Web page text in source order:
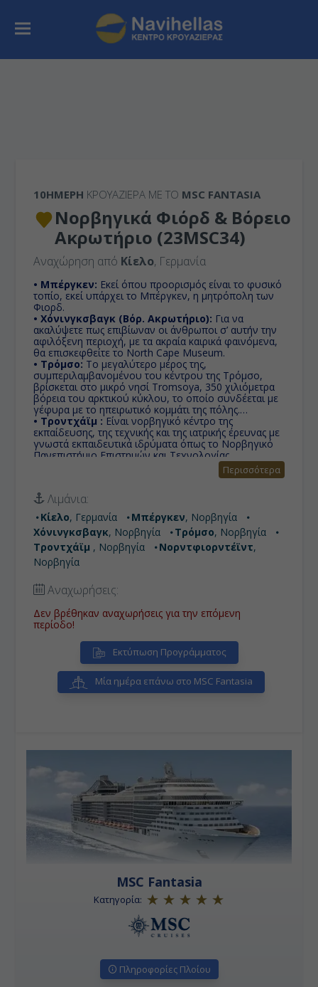
10ΉΜΕΡΗ ΚΡΟΥΑΖΙΕΡΑ ΜΕ ΤΟ MSC FANTASIA
Νορβηγικά Φιόρδ & Βόρειο
Ακρωτήριo (23MSC34)
Αναχώρηση από Κίελο, Γερμανία
• Μπέργκεν: Εκεί όπου προορισμός είναι το φυσικό
τοπίο, εκεί υπάρχει το Μπέργκεν, η μητρόπολη των
Φιορδ.
• Χόνινγκσβαγκ (Βόρ. Ακρωτήριο): Για να
ακαλύψετε πως επιβίωναν οι άνθρωποι σ’ αυτήν την
αφιλόξενη περιοχή, με τα ακραία καιρικά φαινόμενα,
θα επισκεφθείτε το North Cape Museum.
• Τρόμσο: Το μεγαλύτερο μέρος της,
συμπεριλαμβανομένου του κέντρου της Τρόμσο,
βρίσκεται στο μικρό νησί Tromsοya, 350 χιλιόμετρα
βόρεια του αρκτικού κύκλου, το οποίο συνδέεται με
γέφυρα με το ηπειρωτικό κομμάτι της πόλης.
• Τροντχάϊμ :Είναι νορβηγικό κέντρο της
εκπαίδευσης, της τεχνικής και της ιατρικής έρευνας με
γνωστά εκπαιδευτικά ιδρύματα όπως το Νορβηγικό
Πανεπιστήμιο Επιστημών και Τεχνολογίας.
Eίναι το διοικητικό κέντρο του
δήμου Stad στο νομό Vestland, στη δυτική Νορβηγία.
Βρίσκεται στο τέλος του Eidsfjorden, δυτικά της
μεγάλης λίμνης Hornindalsvatnet.
• Κίελο:
Με το υδάτινο στοιχείο κυριαρχεί όπου και
αν βρεθείτε, για πολλούς η αφετηρία του ταξιδιού
τους στη Βαλτική, το Κίελο είναι πρωτεύουσα του
κρατιδίου Σλέσβιχ-Χολστάιν της Γερμανίας.
Περισσότερα
Λιμάνια:
Κίελο, Γερμανία Μπέργκεν, Νορβηγία
Χόνινγκσβαγκ, Νορβηγία Τρόμσο, Νορβηγία
Τροντχάϊμ , Νορβηγία Νορντφιορντέϊντ,
Νορβηγία
Αναχωρήσεις:
Δεν βρέθηκαν αναχωρήσεις για την επόμενη
περίοδο!
Εκτύπωση Προγράμματος
Μία ημέρα επάνω στο MSC Fantasia
MSC Fantasia
Κατηγορία:
Πληροφορίες Πλοίου